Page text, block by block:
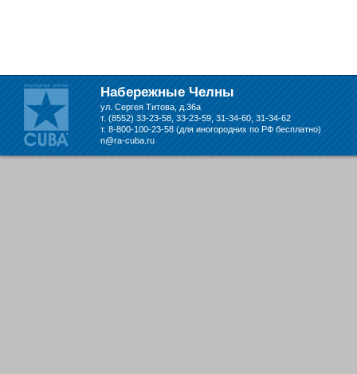
18 Сентября 2018
Теперь и крафт пакеты на нашем
складе в Набережных Челнах
Набережные Челны
ул. Сергея Титова, д.36а
т. (8552) 33-23-58, 33-23-59, 31-34-60, 31-34-62
т. 8-800-100-23-58 (для иногородних по РФ бесплатно)
n@ra-cuba.ru